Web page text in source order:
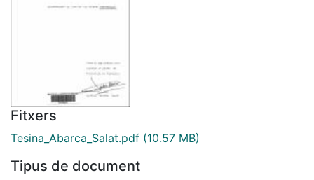
Fitxers
Tesina_Abarca_Salat.pdf (10.57 MB)
Tipus de document